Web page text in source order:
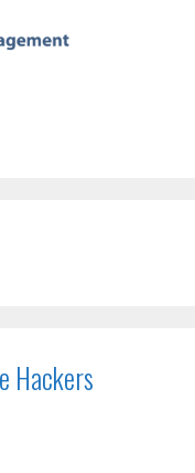
Hackers